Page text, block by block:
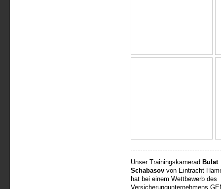
Unser Trainingskamerad Bulat
Schabasov von Eintracht
hat bei einem Wettbewerb des
Versicherungunternehmens